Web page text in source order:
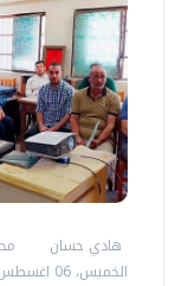
هادي حسان
الخميس، 06 اغسطس 2026 09:19 م